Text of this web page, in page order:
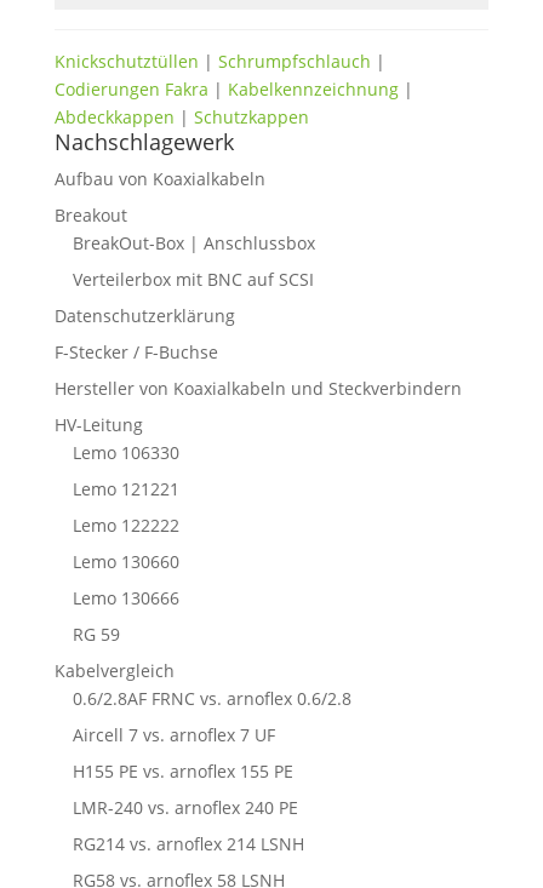
Knickschutztüllen | Schrumpfschlauch |
Codierungen Fakra | Kabelkennzeichnung|
Abdeckkappen | Schutzkappen
Nachschlagewerk
Aufbau von Koaxialkabeln
Breakout
BreakOut-Box | Anschlussbox
Verteilerbox mit BNC auf SCSI
Datenschutzerklärung
F-Stecker / F-Buchse
Hersteller von Koaxialkabeln und Steckverbindern
HV-Leitung
Lemo 106330
Lemo 121221
Lemo 122222
Lemo 130660
Lemo 130666
RG 59
Kabelvergleich
0.6/2.8AF FRNC vs. arnoflex 0.6/2.8
Aircell 7 vs. arnoflex 7 UF
H155 PE vs. arnoflex 155 PE
LMR-240 vs. arnoflex 240 PE
RG214 vs. arnoflex 214 LSNH
RG58 vs. arnoflex 58 LSNH